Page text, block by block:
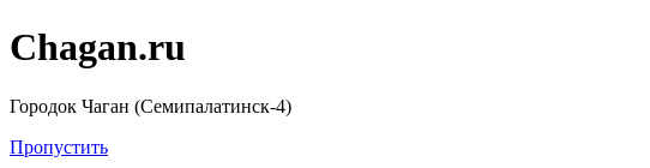
Chagan.ru
Городок Чаган (Семипалатинск-4)
Пропустить